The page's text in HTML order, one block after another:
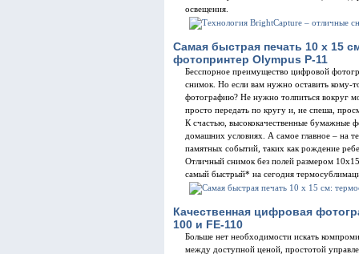
освещения.
Самая быстрая печать 10 x 15
фотопринтер Olympus P-11
Бесспорное преимущество цифровой
снимок. Но если вам нужно оставить кому-
фотографию? Не нужно толпиться вокруг
просто передать по кругу и, не спеша,
К счастью, высококачественные бумажные
домашних условиях. А самое главное – на
памятных событий, таких как рождение
Отличный снимок без полей размером
самый быстрый* на сегодня
Качественная цифровая
100 и FE-110
Больше нет необходимости искать
между доступной ценой, простотой